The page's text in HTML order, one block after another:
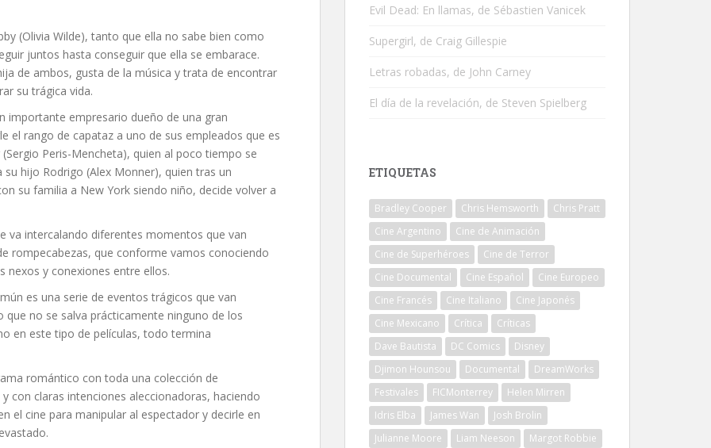
(Olivia Wilde), tanto que ella no sabe bien como
juntos hasta conseguir que ella se embarace.
de ambos, gusta de la música y trata de encontrar
su trágica vida.
importante empresario dueño de una gran
el rango de capataz a uno de sus empleados que es
Peris-Mencheta), quien al poco tiempo se
hijo Rodrigo (Alex Monner), quien tras un
su familia a New York siendo niño, decide volver a
va intercalando diferentes momentos que van
rompecabezas, que conforme vamos conociendo
nexos y conexiones entre ellos.
es una serie de eventos trágicos que van
no se salva prácticamente ninguno de los
en este tipo de películas, todo termina
romántico con toda una colección de
con claras intenciones aleccionadoras, haciendo
el cine para manipular al espectador y decirle en
Evil Dead: En llamas, de Sébastien Vanicek
Supergirl, de Craig Gillespie
Letras robadas, de John Carney
El día de la revelación, de Steven Spielberg
ETIQUETAS
Bradley Cooper Chris Hemsworth
Chris Pratt
Cine Argentino
Cine de Animación
Cine de Superhéroes
Cine de Terror
Cine Documental
Cine Español
Cine Europeo
Cine Francés
Cine Italiano
Cine Japonés
Cine Mexicano
Crítica
Críticas
Dave Bautista
DC Comics
Disney
Djimon Hounsou
Documental
DreamWorks
Festivales
FICMonterrey
Helen Mirren
Idris Elba
James Wan
Josh Brolin
Julianne Moore
Liam Neeson
Margot Robbie